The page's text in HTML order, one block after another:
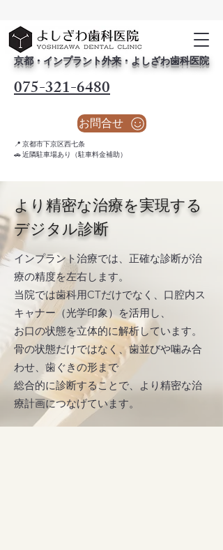
京都・インプラント外来・よしざわ歯科医院
075-321-6480
お問合せ
📍 京都市下京区西七条
🚗 近隣駐車場あり（駐車料金補助）
より精密な治療を実現する
デジタル診断
インプラント治療では、正確な診断が治
療の精度を左右します。
当院では歯科用CTだけでなく、口腔内ス
キャナー（光学印象）を活用し、
お口の状態を立体的に解析しています。
骨の状態だけではなく、歯並びや噛み合
わせ、歯ぐきの形まで
総合的に診断することで、より精密な治
療計画につなげています。